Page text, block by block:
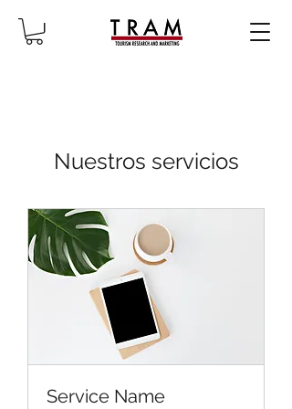
Nuestros servicios
Service Name